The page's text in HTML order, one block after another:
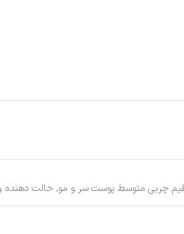
چربی متوسط پوست سر و مو,حالت دهنده